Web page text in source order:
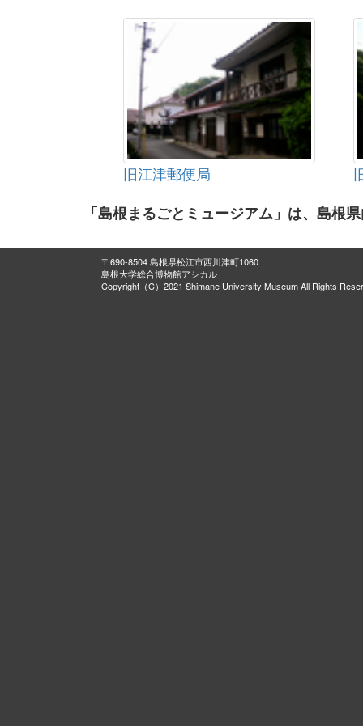
旧江津郵便局
「島根まるごとミュージアム」は、島根
〒690-8504 島根県松江市西川津町1060
島根大学総合博物館アシカル
Copyright（C）2021 Shimane University Museum All Rights